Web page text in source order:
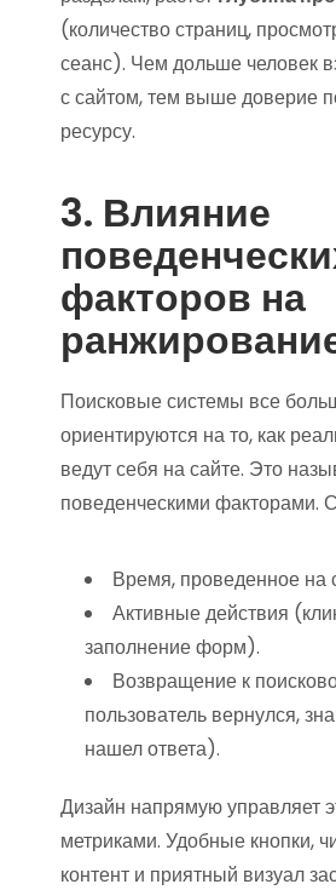
(количество страниц,
сеанс). Чем дольше человек
с сайтом, тем выше доверие
ресурсу.
3. Влияние
факторов на
Поисковые системы все
ориентируются на то, как
ведут себя на сайте. Это
поведенческими факторами.
Время, проведенное на
Активные действия
заполнение форм).
Возвращение к
пользователь вернулся,
нашел ответа).
Дизайн напрямую управляет
метриками. Удобные кнопки,
контент и приятный визуал